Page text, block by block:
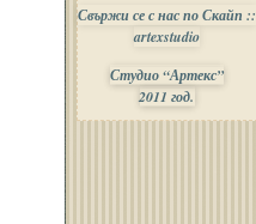
Свържи се с нас по Скайп ::
artexstudio
Студио “Артекс”
2011 год.